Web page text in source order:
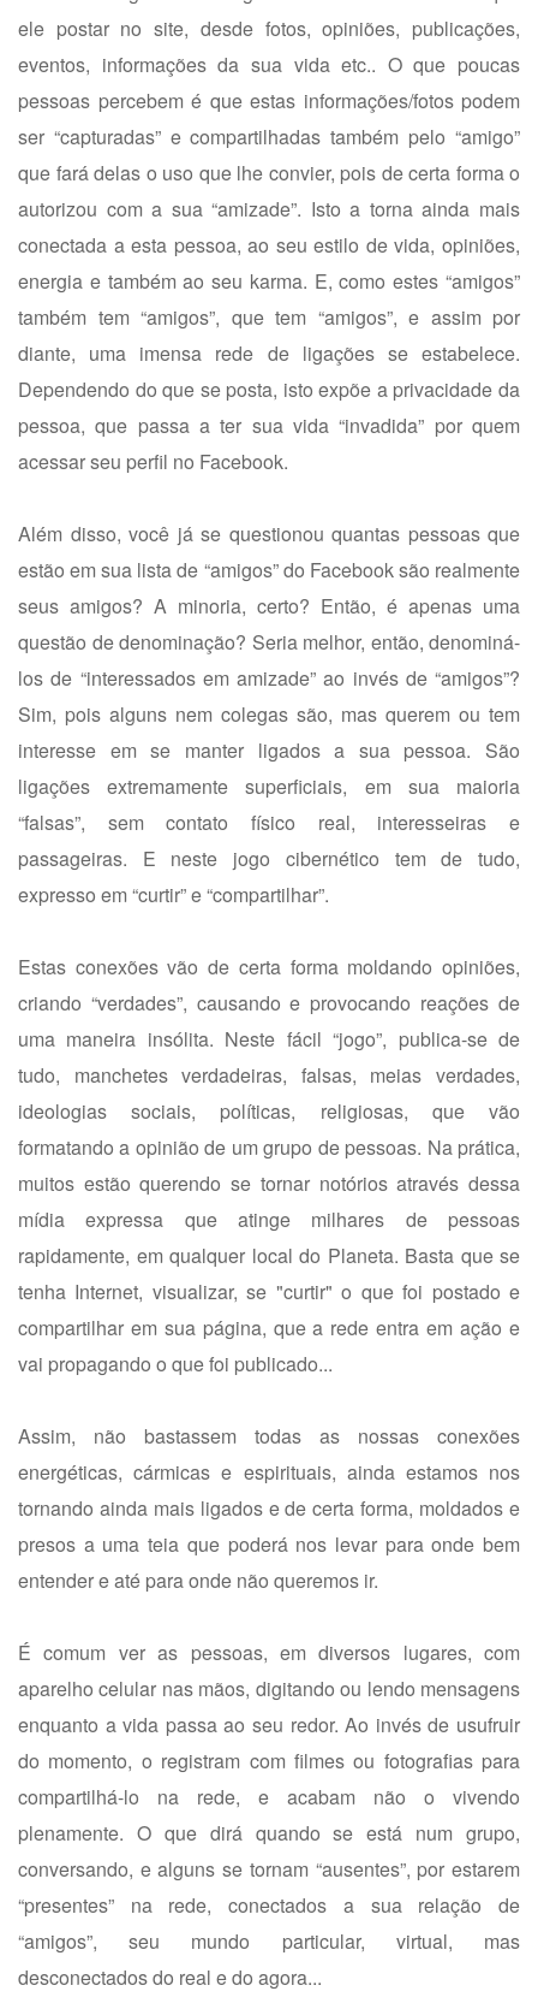
ele postar no site, desde fotos, opiniões, publicações,
eventos, informações da sua vida etc.. O que poucas
pessoas percebem é que estas informações/fotos podem
ser “capturadas” e compartilhadas também pelo “amigo”
que fará delas o uso que lhe convier, pois de certa forma o
autorizou com a sua “amizade”. Isto a torna ainda mais
conectada a esta pessoa, ao seu estilo de vida, opiniões,
energia e também ao seu karma. E, como estes “amigos”
também tem “amigos”, que tem “amigos”, e assim por
diante, uma imensa rede de ligações se estabelece.
Dependendo do que se posta, isto expõe a privacidade da
pessoa, que passa a ter sua vida “invadida” por quem
acessar seu perfil no Facebook.
Além disso, você já se questionou quantas pessoas que
estão em sua lista de “amigos” do Facebook são realmente
seus amigos? A minoria, certo? Então, é apenas uma
questão de denominação? Seria melhor, então, denominá-
los de “interessados em amizade” ao invés de “amigos”?
Sim, pois alguns nem colegas são, mas querem ou tem
interesse em se manter ligados a sua pessoa. São
ligações extremamente superficiais, em sua maioria
“falsas”, sem contato físico real, interesseiras e
passageiras. E neste jogo cibernético tem de tudo,
expresso em “curtir” e “compartilhar”.
Estas conexões vão de certa forma moldando opiniões,
criando “verdades”, causando e provocando reações de
uma maneira insólita. Neste fácil “jogo”, publica-se de
tudo, manchetes verdadeiras, falsas, meias verdades,
ideologias sociais, políticas, religiosas, que vão
formatando a opinião de um grupo de pessoas. Na prática,
muitos estão querendo se tornar notórios através dessa
mídia expressa que atinge milhares de pessoas
rapidamente, em qualquer local do Planeta. Basta que se
tenha Internet, visualizar, se "curtir" o que foi postado e
compartilhar em sua página, que a rede entra em ação e
vai propagando o que foi publicado...
Assim, não bastassem todas as nossas conexões
energéticas, cármicas e espirituais, ainda estamos nos
tornando ainda mais ligados e de certa forma, moldados e
presos a uma teia que poderá nos levar para onde bem
entender e até para onde não queremos ir.
É comum ver as pessoas, em diversos lugares, com
aparelho celular nas mãos, digitando ou lendo mensagens
enquanto a vida passa ao seu redor. Ao invés de usufruir
do momento, o registram com filmes ou fotografias para
compartilhá-lo na rede, e acabam não o vivendo
plenamente. O que dirá quando se está num grupo,
conversando, e alguns se tornam “ausentes”, por estarem
“presentes” na rede, conectados a sua relação de
“amigos”, seu mundo particular, virtual, mas
desconectados do real e do agora...